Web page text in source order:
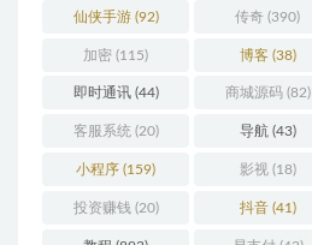
仙侠手游(92) 传奇 (390)
加密 (115) 博客(38)
即时通讯(44) 商城源码(82)
客服系统 (20) 导航(43)
小程序 (159) 影视(18)
投资赚钱 (20) 抖音(41)